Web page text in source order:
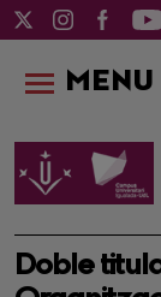
Doble
MENU